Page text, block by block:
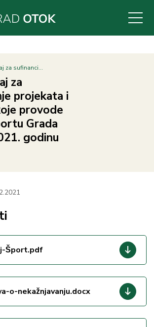
za sufinanci...
za
projekata i
provode
Grada
godinu
Šport.pdf
o-nekažnjavanju.docx